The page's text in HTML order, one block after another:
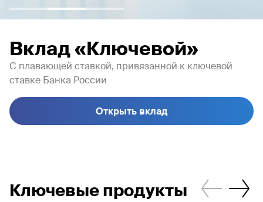
Вклад «Ключевой»
С плавающей ставкой, привязанной к ключевой
ставке Банка России
Открыть вклад
Ключевые продукты